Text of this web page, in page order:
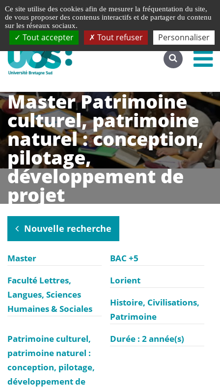
Accéder au site complet
Master Patrimoine
culturel, patrimoine
naturel : conception,
pilotage,
développement de
projet
Nouvelle recherche
Master
BAC +5
Faculté Lettres,
Langues, Sciences
Humaines & Sociales
Lorient
Histoire, Civilisations,
Patrimoine
Patrimoine culturel,
patrimoine naturel :
conception, pilotage,
développement de
Durée : 2 année(s)
Ce site utilise des cookies afin de mesurer la fréquentation du site,
de vous proposer des contenus interactifs et de partager du contenu
sur les réseaux sociaux.
Tout accepter Tout refuser Personnaliser